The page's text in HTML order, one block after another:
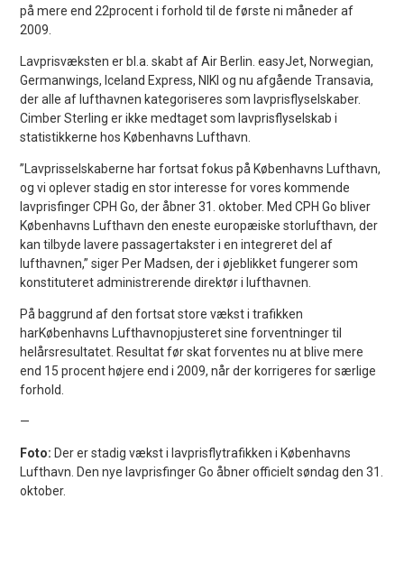
på mere end 22procent i forhold til de første ni måneder af
2009.
Lavprisvæksten er bl.a. skabt af Air Berlin. easyJet, Norwegian,
Germanwings, Iceland Express, NIKI og nu afgående Transavia,
der alle af lufthavnen kategoriseres som lavprisflyselskaber.
Cimber Sterling er ikke medtaget som lavprisflyselskab i
statistikkerne hos Københavns Lufthavn.
”Lavprisselskaberne har fortsat fokus på Københavns Lufthavn,
og vi oplever stadig en stor interesse for vores kommende
lavprisfinger CPH Go, der åbner 31. oktober. Med CPH Go bliver
Københavns Lufthavn den eneste europæiske storlufthavn, der
kan tilbyde lavere passagertakster i en integreret del af
lufthavnen,” siger Per Madsen, der i øjeblikket fungerer som
konstituteret administrerende direktør i lufthavnen.
På baggrund af den fortsat store vækst i trafikken
harKøbenhavns Lufthavnopjusteret sine forventninger til
helårsresultatet. Resultat før skat forventes nu at blive mere
end 15 procent højere end i 2009, når der korrigeres for særlige
forhold.
—
Foto: Der er stadig vækst i lavprisflytrafikken i Københavns
Lufthavn. Den nye lavprisfinger Go åbner officielt søndag den 31.
oktober.